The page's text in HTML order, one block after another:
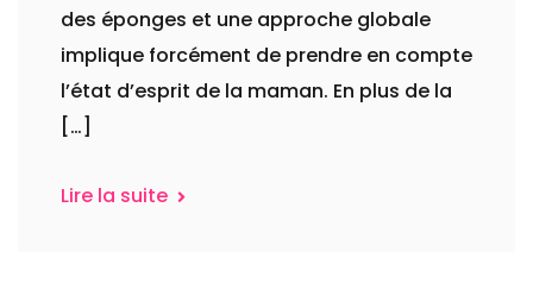
des éponges et une approche globale
implique forcément de prendre en compte
l’état d’esprit de la maman. En plus de la
[…]
Lire la suite